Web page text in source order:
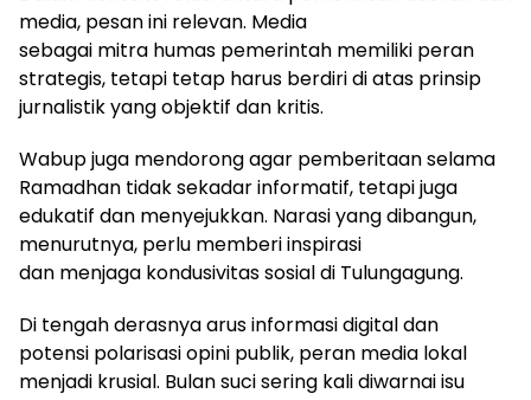
media, pesan ini relevan. Media
sebagai mitra humas pemerintah memiliki peran
strategis, tetapi tetap harus berdiri di atas prinsip
jurnalistik yang objektif dan kritis.
Wabup juga mendorong agar pemberitaan selama
Ramadhan tidak sekadar informatif, tetapi juga
edukatif dan menyejukkan. Narasi yang dibangun,
menurutnya, perlu memberi inspirasi
dan menjaga kondusivitas sosial di Tulungagung.
Di tengah derasnya arus informasi digital dan
potensi polarisasi opini publik, peran media lokal
menjadi krusial. Bulan suci sering kali diwarnai isu